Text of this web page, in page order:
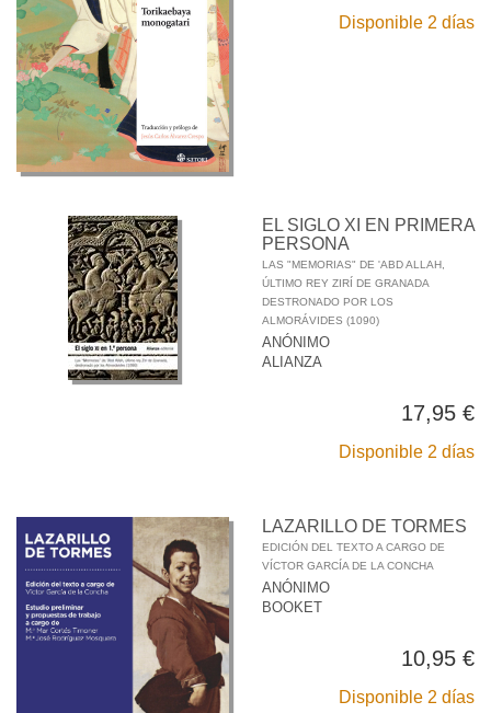
Disponible 2 días
EL SIGLO XI EN PRIMERA
PERSONA
LAS "MEMORIAS" DE 'ABD ALLAH,
ÚLTIMO REY ZIRÍ DE GRANADA
DESTRONADO POR LOS
ALMORÁVIDES (1090)
ANÓNIMO
ALIANZA
17,95 €
Disponible 2 días
LAZARILLO DE TORMES
EDICIÓN DEL TEXTO A CARGO DE
VÍCTOR GARCÍA DE LA CONCHA
ANÓNIMO
BOOKET
10,95 €
Disponible 2 días